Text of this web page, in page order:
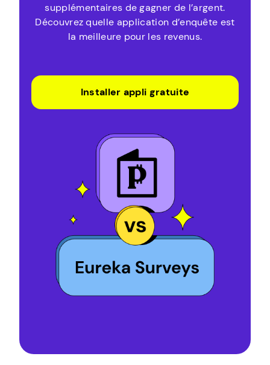
supplémentaires de gagner de l’argent.
Découvrez quelle application d’enquête est
la meilleure pour les revenus.
Installer appli gratuite